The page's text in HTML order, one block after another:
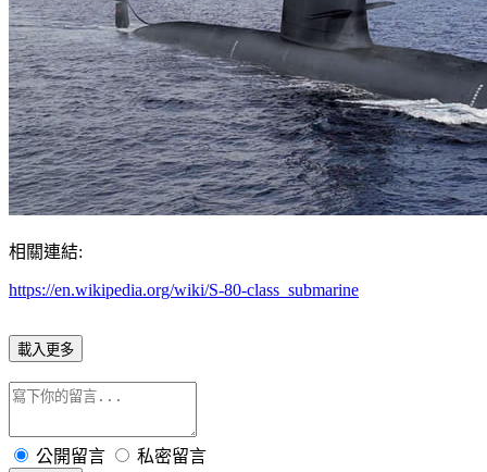
相關連結:
https://en.wikipedia.org/wiki/S-80-class_submarine
載入更多
公開留言 私密留言